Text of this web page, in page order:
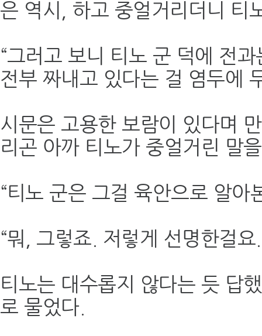
은 역시, 하고 중얼거리더니 티
“그러고 보니 티노 군 덕에 전
전부 짜내고 있다는 걸 염두에
시문은 고용한 보람이 있다며
리곤 아까 티노가 중얼거린 말
“티노 군은 그걸 육안으로 알아
“뭐, 그렇죠. 저렇게 선명한걸요
티노는 대수롭지 않다는 듯 답
로 물었다.